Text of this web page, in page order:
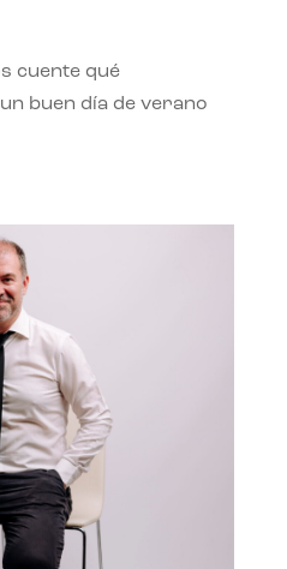
cuente qué
buen día de verano